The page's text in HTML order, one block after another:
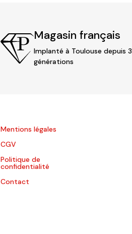
Magasin français
Implanté à Toulouse depuis 3
générations
Mentions légales
CGV
Politique de
confidentialité
Contact